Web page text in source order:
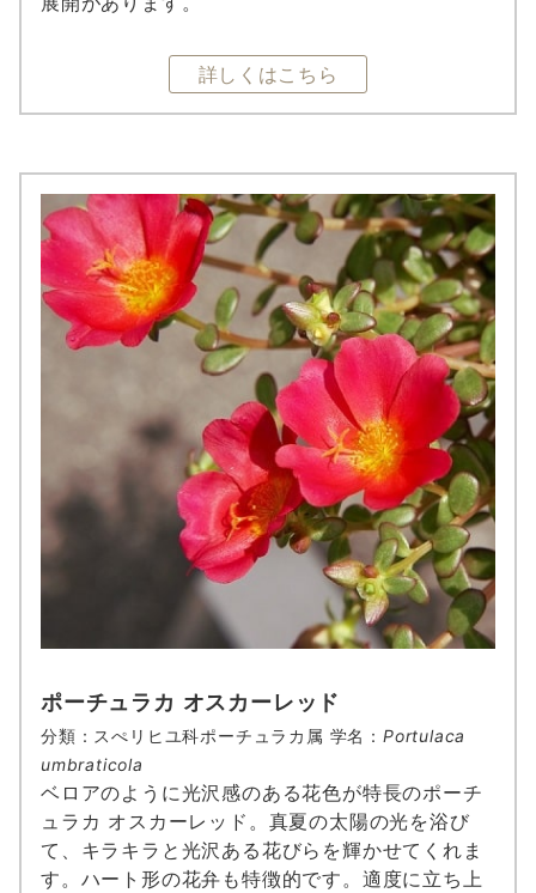
詳しくはこちら
ポーチュラカ オスカーレッド
分類：スぺリヒユ科ポーチュラカ属 学名： Portulaca
umbraticola
ベロアのように光沢感のある花色が特長のポーチ
ュラカ オスカーレッド。真夏の太陽の光を浴び
て、キラキラと光沢ある花びらを輝かせてくれま
す。ハート形の花弁も特徴的です。適度に立ち上